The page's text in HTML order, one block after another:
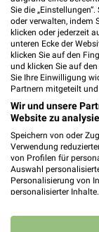
Sie die
oder verwalten, indem
klicken oder jederzeit
unteren Ecke der
klicken Sie auf den
und klicken Sie auf den
Sie Ihre Einwilligung
Partnern mitgeteilt
Wir und unsere
Website zu
Speichern von oder
Verwendung
von Profilen für
Auswahl
Personalisierung von
personalisierter
Kombinationen von
Verbesserung der